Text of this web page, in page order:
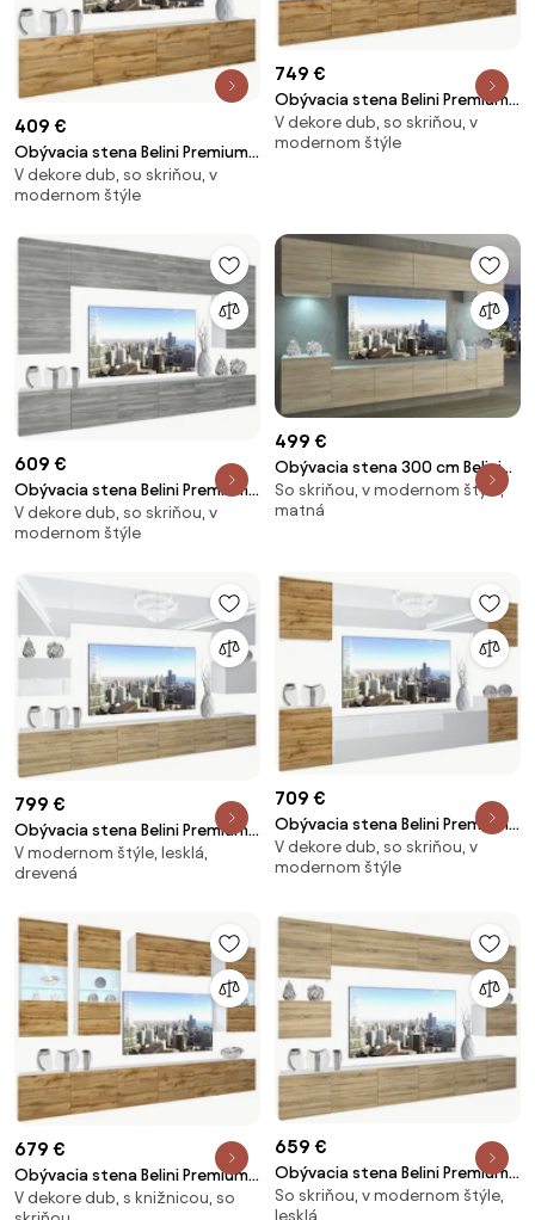
409 €
Obývacia stena Belini Premium
Full Version biely lesk / dub
wotan + LED osvetlenie Nexum
V dekore dub, so skriňou, v
modernom štýle
749 €
Obývacia stena Belini Premium
Full Version čierny lesk / dub
wotan + LED osvetlenie Nexum
V dekore dub, so skriňou, v
modernom štýle
609 €
Obývacia stena Belini Premium
Full Version šedý antracit
Glamour Wood + LED osvetlenie
V dekore dub, so skriňou, v
modernom štýle
499 €
Obývacia stena 300 cm Belini
dub sonoma Imperium4 IMP
4/5/W/DS/0/0
So skriňou, v modernom štýle,
matná
799 €
Obývacia stena Belini Premium
Full Version biely lesk / dub
sonoma + LED osvetlenie Nexum
V modernom štýle, lesklá,
drevená
709 €
Obývacia stena Belini Premium
Full Version bely leski / dub
wotan + LED osvetlenie Nexum
V dekore dub, so skriňou, v
modernom štýle
679 €
Obývacia stena Belini Premium
Full Version dub wotan + LED
V dekore dub, s knižnicou, so
659 €
Obývacia stena Belini Premium
Full Version dub sonoma + LED
So skriňou, v modernom štýle,
lesklá